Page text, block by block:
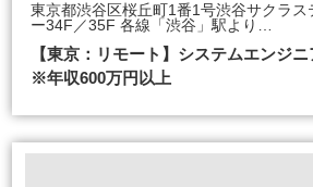
東京都渋谷区桜丘町1番1号渋谷サクラ
ー34F／35F 各線「渋谷」駅より…
【東京：リモート】システムエンジ
※年収600万円以上